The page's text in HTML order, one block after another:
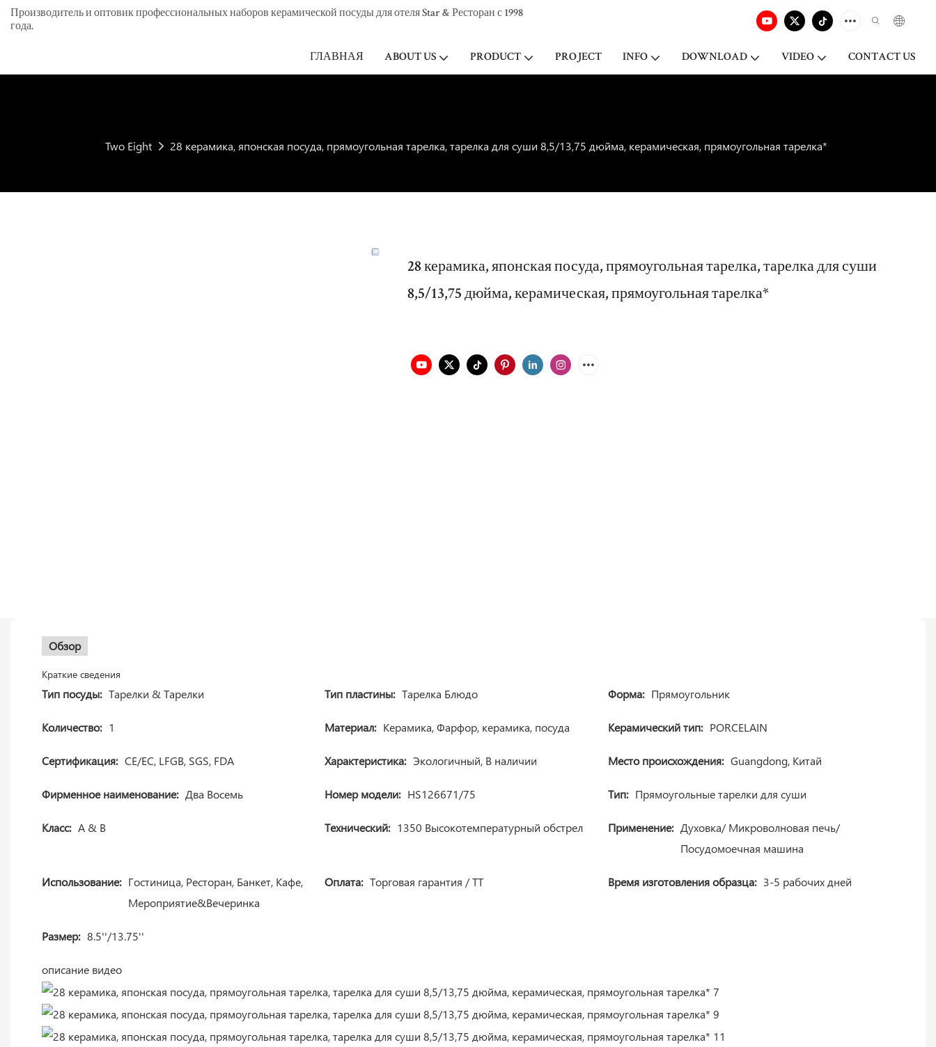
Производитель и оптовик профессиональных наборов керамической посуды для отеля Star & Ресторан с 1998
года.
ГЛАВНАЯ ABOUT US PRODUCT PROJECT INFO DOWNLOAD VIDEO CONTACT US
Two Eight 28 керамика, японская посуда, прямоугольная тарелка, тарелка для суши 8,5/13,75 дюйма, керамическая, прямоугольная тарелка*
28 керамика, японская посуда, прямоугольная тарелка, тарелка для суши
8,5/13,75 дюйма, керамическая, прямоугольная тарелка*
Обзор
Краткие сведения
Тип посуды: Тарелки & Тарелки Тип пластины: Тарелка Блюдо Форма: Прямоугольник
Количество: 1 Материал: Керамика, Фарфор, керамика, посуда Керамический тип: PORCELAIN
Сертификация: CE/ЕС, LFGB, SGS, FDA Характеристика: Экологичный, В наличии Место происхождения: Guangdong, Китай
Фирменное наименование: Два Восемь Номер модели: HS126671/75 Тип: Прямоугольные тарелки для суши
Класс: A & B Технический: 1350 Высокотемпературный обстрел Применение: Духовка/ Микроволновая печь/
Посудомоечная машина
Использование: Гостиница, Ресторан, Банкет, Кафе,
Мероприятие&Вечеринка
Оплата: Торговая гарантия / ТТ Время изготовления образца: 3-5 рабочих дней
Размер: 8.5''/13.75''
описание видео